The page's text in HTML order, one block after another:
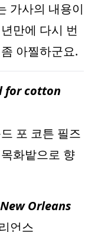
가사의 내용이
만에 다시 번
아찔하군요.
for cotton
포 코튼 필즈
화밭으로 향
Orleans
언스